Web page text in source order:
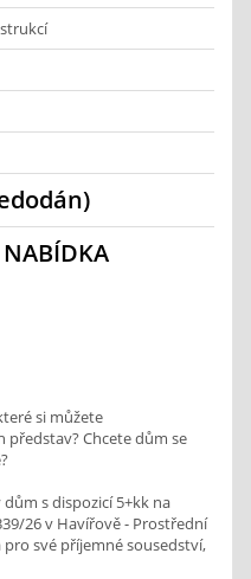
si můžete
Chcete dům se
s dispozicí 5+kk na
26 v Havířově - Prostřední
své příjemné sousedství,